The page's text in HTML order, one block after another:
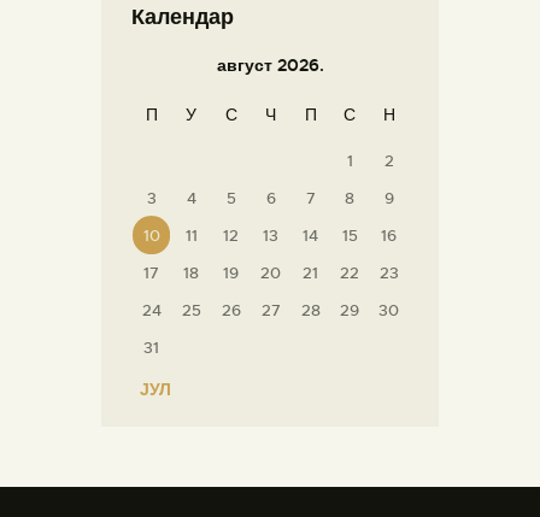
Календар
август 2026.
П У С Ч П С Н
1
2
3
4 5 6 7 8
9
10
11 12 13 14 15
16
17
18 19 20 21 22
23
24
25 26 27 28 29
30
31
« ЈУЛ